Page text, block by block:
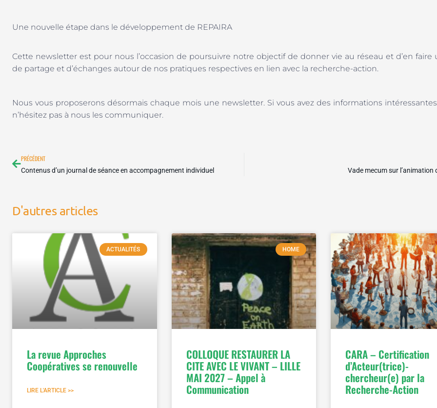
Une nouvelle étape dans le développement de REPAIRA
Cette newsletter est pour nous l’occasion de poursuivre notre objectif de donner vie au réseau et d’en faire
de partage et d’échanges autour de nos pratiques respectives en lien avec la recherche-action.
Nous vous proposerons désormais chaque mois une newsletter. Si vous avez des informations
n’hésitez pas à nous les communiquer.
PRÉCÉDENT
Contenus d’un journal de séance en accompagnement individuel Vade mecum sur l’animation
D'autres articles
ACTUALITÉS
La revue Approches
Coopératives se renouvelle
LIRE L'ARTICLE >>
HOME
COLLOQUE RESTAURER LA
CITE AVEC LE VIVANT – LILLE
MAI 2027 – Appel à
Communication
CARA – Certification
d’Acteur(trice)-
chercheur(e) par la
Recherche-Action